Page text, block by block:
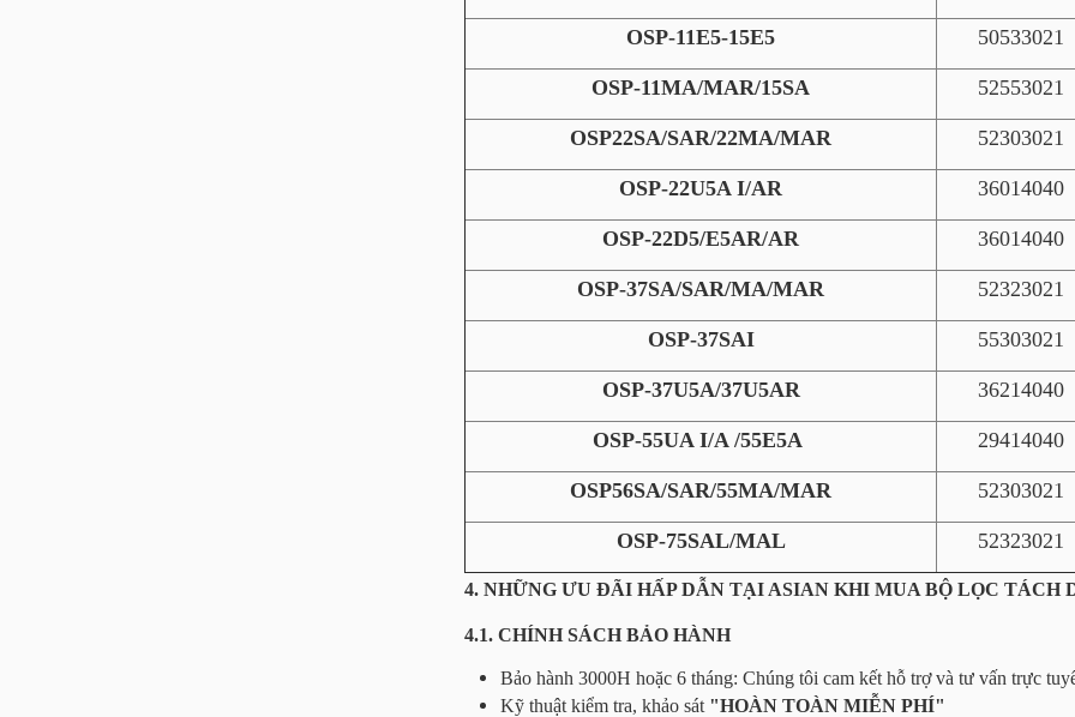
OSP-11E5-15E5 50533021
OSP-11MA/MAR/15SA 52553021
OSP22SA/SAR/22MA/MAR 52303021
OSP-22U5A I/AR 36014040
OSP-22D5/E5AR/AR 36014040
OSP-37SA/SAR/MA/MAR 52323021
OSP-37SAI 55303021
OSP-37U5A/37U5AR 36214040
OSP-55UA I/A /55E5A 29414040
OSP56SA/SAR/55MA/MAR 52303021
OSP-75SAL/MAL 52323021
4. NHỮNG ƯU ĐÃI HẤP DẪN TẠI ASIAN KHI MUA BỘ LỌC TÁCH
4.1. CHÍNH SÁCH BẢO HÀNH
Bảo hành 3000H hoặc 6 tháng: Chúng tôi cam kết hỗ trợ và tư vấn trực
Kỹ thuật kiểm tra, khảo sát "HOÀN TOÀN MIỄN PHÍ"